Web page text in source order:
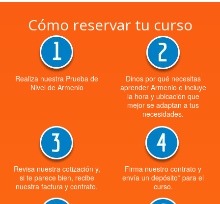
Cómo reservar tu curso
Realiza nuestra Prueba de
Nivel de Armenio
Dinos por qué necesitas
aprender Armenio e incluye
la hora y ubicación que
mejor se adaptan a tus
necesidades.
Revisa nuestra cotización y,
si te parece bien, recibe
nuestra factura y contrato.
Firma nuestro contrato y
envía un depósito* para el
curso.